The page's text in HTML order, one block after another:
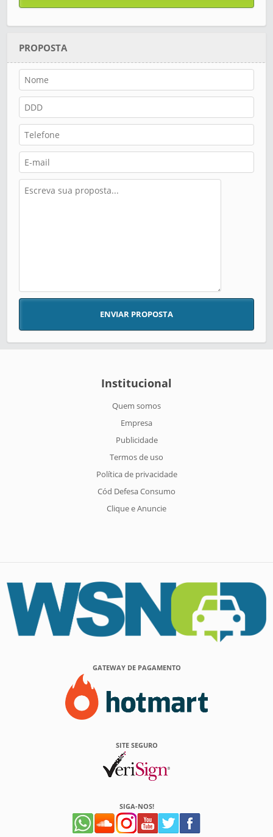
PROPOSTA
ENVIAR PROPOSTA
Institucional
Quem somos
Empresa
Publicidade
Termos de uso
Política de privacidade
Cód Defesa Consumo
Clique e Anuncie
GATEWAY DE PAGAMENTO
SITE SEGURO
SIGA-NOS!